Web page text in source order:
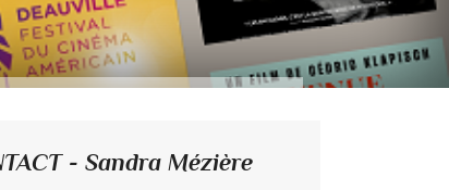
- Sandra Mézière